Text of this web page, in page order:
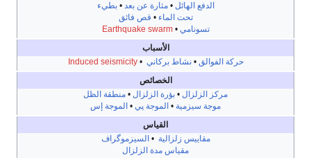
الدفع الهائل •مثارة عن بعد•بطيء
تحت الماء•قص فائق
تسونامي •
Earthquake swarm
الأسباب
حركة الفوالق•نشاط بركاني •
Induced seismicity
الخصائص
مركز الزلزال •بؤرة الزلزال •منطقة الظل
موجة سيزمية•الموجة پي •الموجة إس
القياس
مقاييس زلزالية•السيزموگراف
مقياس مدة الزلزال